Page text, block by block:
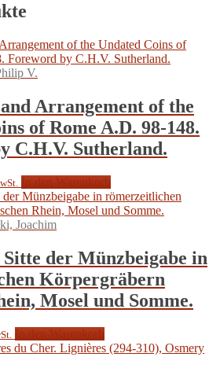
V.
Arrangement of the
of Rome A.D. 98-148.
C.H.V. Sutherland.
Joachim
der Münzbeigabe in
Körpergräbern
Mosel und Somme.